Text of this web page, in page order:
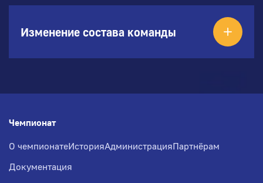
Изменение состава команды
Чемпионат
О чемпионатеИсторияАдминистрацияПартнёрам
Документация